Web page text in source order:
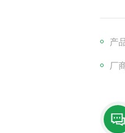
产
厂